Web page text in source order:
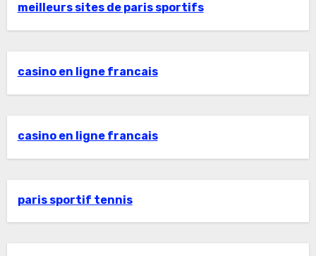
meilleurs sites de paris sportifs
casino en ligne francais
casino en ligne francais
paris sportif tennis